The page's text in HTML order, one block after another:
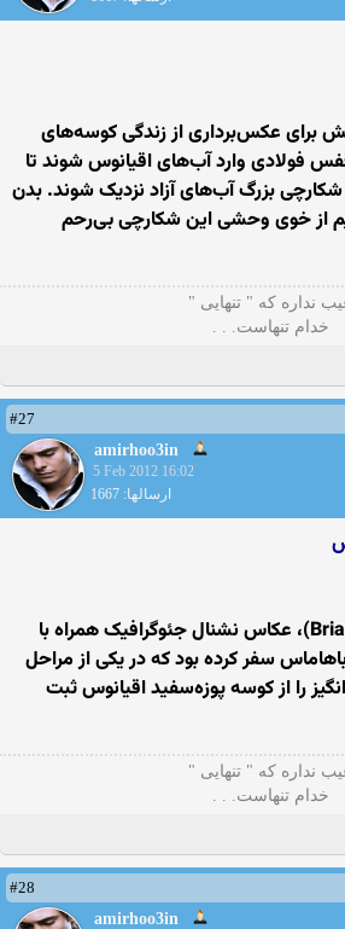
برای عکس‌برداری از زندگی کوسه‌های
فولادی وارد آب‌های اقیانوس شوند تا
شکارچی بزرگ آب‌های آزاد نزدیک شوند. بدن
از خوی وحشی این شکارچی بی‌رحم
ﻧﺪﺍره ﻛﻪ " ﺗﻨﻬﺎیی "
ﺧﺪاﻡ ﺗﻨﻬﺎﺳﺖ. . .
#27
amirhoo3in
5 Feb 2012 16:02
ارسالها: 1667
برایان اسکری (Brian Skerry)، عکاس نشنال‌ جئوگرافیک همراه با
سفر کرده بود که در یکی از مراحل
را از کوسه پوزه‌سفید اقیانوس ثبت
ﻧﺪﺍره ﻛﻪ " ﺗﻨﻬﺎیی "
ﺧﺪاﻡ ﺗﻨﻬﺎﺳﺖ. . .
#28
amirhoo3in